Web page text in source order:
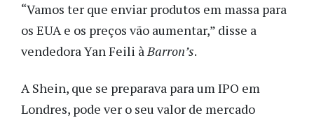
“Vamos ter que enviar produtos em massa para
os EUA e os preços vão aumentar,” disse a
vendedora Yan Feili àBarron’s.
A Shein, que se preparava para um IPO em
Londres, pode ver o seu valor de mercado